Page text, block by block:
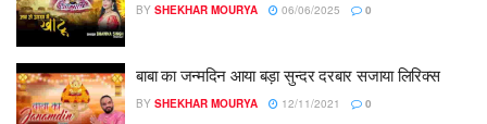
BY SHEKHAR MOURYA 06/06/2025 0
बाबा का जन्मदिन आया बड़ा सुन्दर दरबार सजाया लिरिक्स
BY SHEKHAR MOURYA 12/11/2021 0